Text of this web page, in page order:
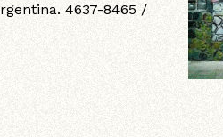
4637-8465 /